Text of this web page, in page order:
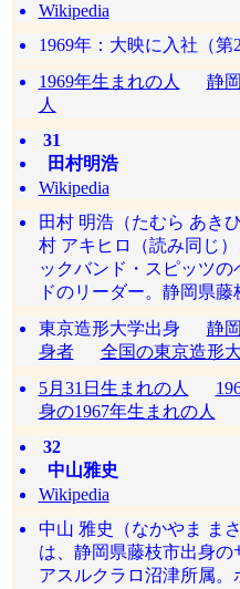
Wikipedia
1969年：大映に入社（第
1969年生まれの人
静
人
31
田村明浩
Wikipedia
田村 明浩（たむら あき
村 アキヒロ（読み同じ
ックバンド・スピッツ
ドのリーダー。静岡県藤
東京造形大学出身 静
身者
全国の東京造形
5月31日生まれの人
身の1967年生まれの人
32
中山雅史
Wikipedia
中山 雅史（なかやま ま
は、静岡県藤枝市出身の
アスルクラロ沼津所属。